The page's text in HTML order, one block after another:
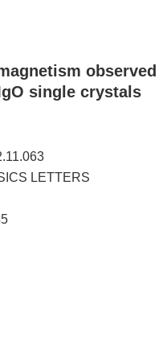
observed
single crystals
LETTERS